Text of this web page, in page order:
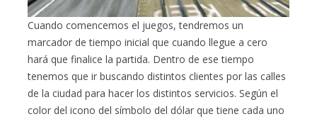
Cuando comencemos el juegos, tendremos un
marcador de tiempo inicial que cuando llegue a cero
hará que finalice la partida. Dentro de ese tiempo
tenemos que ir buscando distintos clientes por las calles
de la ciudad para hacer los distintos servicios. Según el
color del icono del símbolo del dólar que tiene cada uno